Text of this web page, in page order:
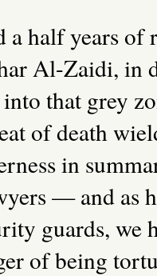
half years
Al-Zaidi, in
into that grey
of death
in
—and as
guards, we
of being